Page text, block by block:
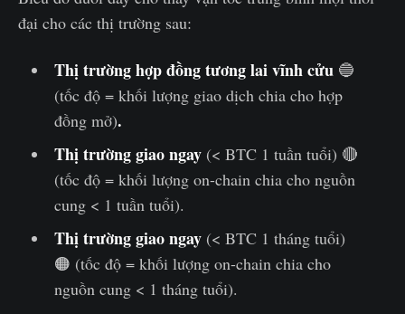
đại cho các thị trường sau:
Thị trường hợp đồng tương lai vĩnh cửu 🔵
(tốc độ = khối lượng giao dịch chia cho hợp
đồng mở).
Thị trường giao ngay(< BTC 1 tuần tuổi) 🔴
(tốc độ = khối lượng on-chain chia cho nguồn
cung < 1 tuần tuổi).
Thị trường giao ngay (< BTC 1 tháng tuổi)
🟠 (tốc độ = khối lượng on-chain chia cho
nguồn cung < 1 tháng tuổi).